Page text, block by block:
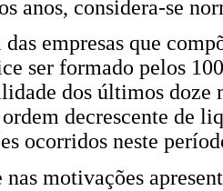
anos, considera-se
das empresas que
ser formado pelos
dos últimos doze
decrescente de
ocorridos neste
nas motivações